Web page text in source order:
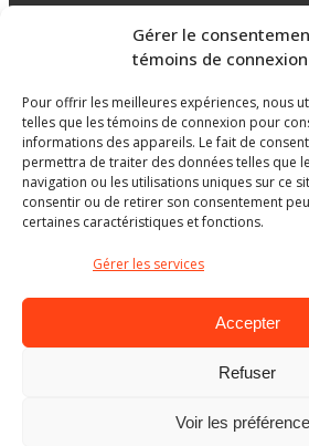
Gérer le
témoins de connexion
Pour offrir les meilleures expériences, nous
telles que les témoins de connexion pour
informations des appareils. Le fait de
permettra de traiter des données telles que
navigation ou les utilisations uniques sur ce
consentir ou de retirer son consentement
certaines caractéristiques et fonctions.
Gérer les services
Accepter
Refuser
Voir les
Réseaux sociaux
facebook
twittergoogleplusgoogleplus
Ministère de